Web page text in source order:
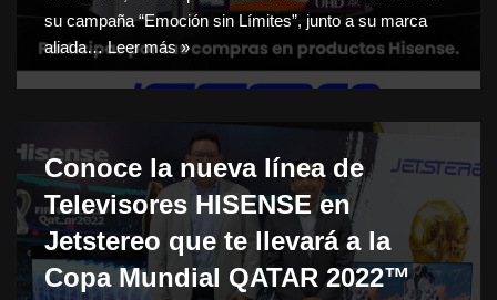
su campaña “Emoción sin Límites”, junto a su marca
aliada…Leer más »
Conoce la nueva línea de
Televisores HISENSE en
Jetstereo que te llevará a la
Copa Mundial QATAR 2022™️